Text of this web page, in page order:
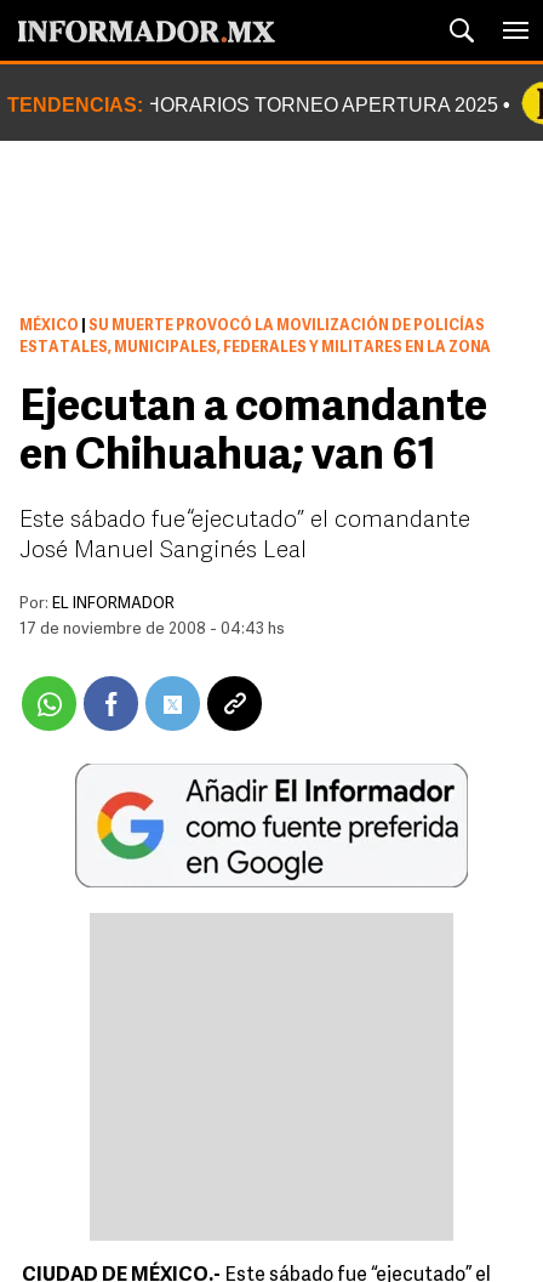
TENDENCIAS: HORARIOS TORNEO APERTURA 2025
MÉXICO
SU MUERTE PROVOCÓ LA MOVILIZACIÓN DE POLICÍAS
ESTATALES, MUNICIPALES, FEDERALES Y MILITARES EN LA ZONA
Ejecutan a comandante
en Chihuahua; van 61
Este sábado fue “ejecutado” el comandante
José Manuel Sanginés Leal
Por: EL INFORMADOR
17 de noviembre de 2008 - 04:43 hs
CIUDAD DE MÉXICO.- Este sábado fue “ejecutado” el